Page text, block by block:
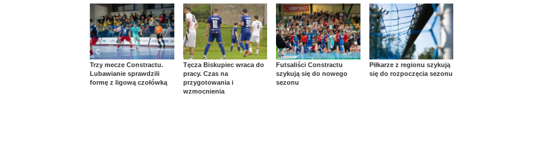
Trzy mecze Constractu.
Lubawianie sprawdzili
formę z ligową czołówką
Tęcza Biskupiec wraca do
pracy. Czas na
przygotowania i
wzmocnienia
Futsaliści Constractu
szykują się do nowego
sezonu
Piłkarze z regionu szykują
się do rozpoczęcia sezonu